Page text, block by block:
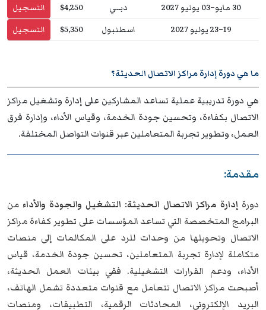
30 مايو–03 يونيو 2027
دبــي $4,250
التسجيل
19–23 يوليو 2027
اسطنبول $5,350 التسجيل
ما هي دورة إدارة مراكز الاتصال الحديثة؟
هي دورة تدريبية عملية تساعد المشاركين على إدارة وتشغيل مراكز
الاتصال بكفاءة، وتحسين جودة الخدمة، وقياس الأداء، وإدارة فرق
العمل، وتطوير تجربة المتعاملين عبر قنوات التواصل المختلفة.
مقدمة:
دورة إدارة مراكز الاتصال الحديثة: التشغيل والجودة والأداء من
البرامج المتخصصة التي تساعد المؤسسات على تطوير كفاءة مراكز
الاتصال وتحويلها من وحدات للرد على المكالمات إلى منصات
متكاملة لإدارة تجربة المتعاملين، تحسين جودة الخدمة، قياس
الأداء، ودعم القرارات التشغيلية. ففي بيئات العمل الحديثة،
أصبحت مراكز الاتصال تتعامل مع قنوات متعددة تشمل الهاتف،
البريد الإلكتروني، المحادثات الرقمية، التطبيقات، ومنصات